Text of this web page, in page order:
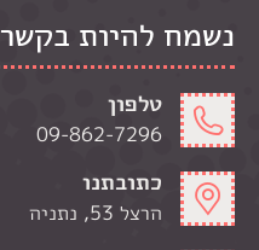
נשמח להיות בקשר
טלפון
09-862-7296
כתובתנו
הרצל 53, נתניה